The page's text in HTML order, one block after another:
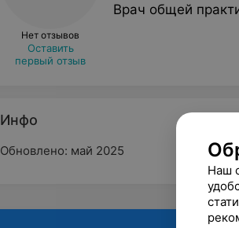
Нет отзывов
Оставить
первый отзыв
Врач общей
Инфо
Обновлено: май 2025
Наш